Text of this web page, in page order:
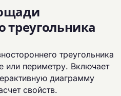
треугольника
треугольника
или периметру. Включает
диаграмму
свойств.